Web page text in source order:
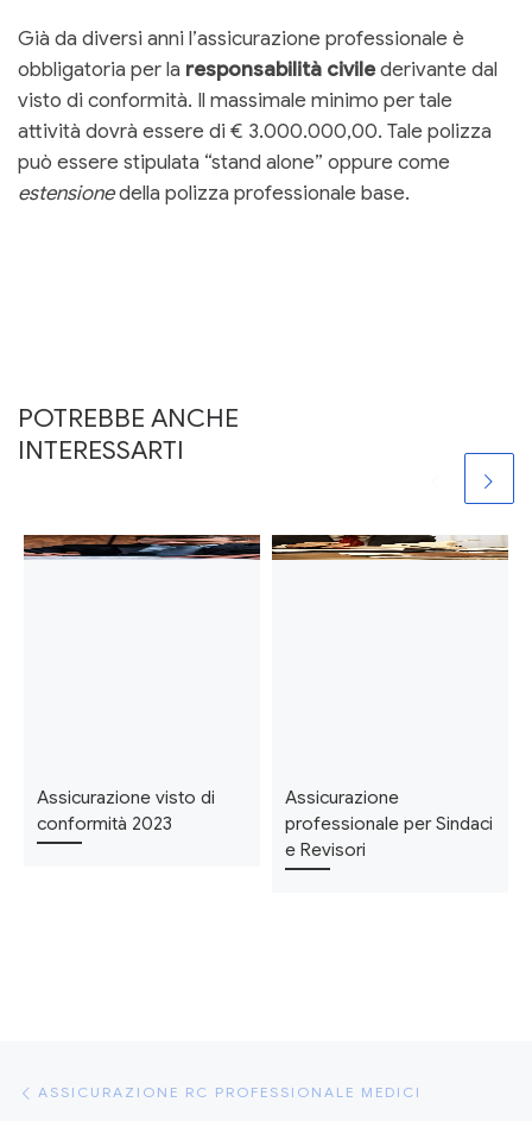
Già da diversi anni l’assicurazione professionale è
obbligatoria per la responsabilità civilederivante dal
visto di conformità. Il massimale minimo per tale
attività dovrà essere di € 3.000.000,00. Tale polizza
può essere stipulata “stand alone” oppure come
estensionedella polizza professionale base.
POTREBBE ANCHE
INTERESSARTI
Assicurazione visto di
conformità 2023
Assicurazione
professionale per Sindaci
e Revisori
Navigazione articoli
ASSICURAZIONE RC PROFESSIONALE MEDICI